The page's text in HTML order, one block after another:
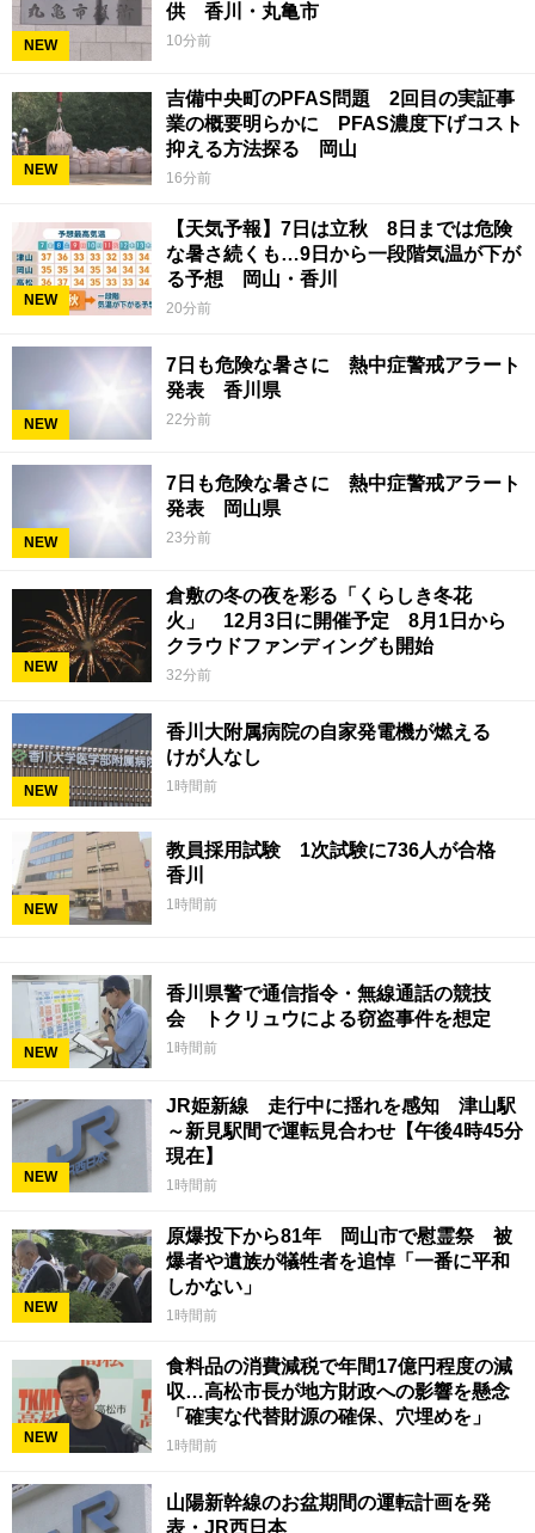
NEW
供 香川・丸亀市
10分前
NEW
吉備中央町のPFAS問題 2回目の実証事
業の概要明らかに PFAS濃度下げコスト
抑える方法探る 岡山
16分前
NEW
【天気予報】7日は立秋 8日までは危険
な暑さ続くも…9日から一段階気温が下が
る予想 岡山・香川
20分前
NEW
7日も危険な暑さに 熱中症警戒アラート
発表 香川県
22分前
NEW
7日も危険な暑さに 熱中症警戒アラート
発表 岡山県
23分前
NEW
倉敷の冬の夜を彩る「くらしき冬花
火」 12月3日に開催予定 8月1日から
クラウドファンディングも開始
32分前
NEW
香川大附属病院の自家発電機が燃える
けが人なし
1時間前
NEW
教員採用試験 1次試験に736人が合格
香川
1時間前
NEW
香川県警で通信指令・無線通話の競技
会 トクリュウによる窃盗事件を想定
1時間前
NEW
JR姫新線 走行中に揺れを感知 津山駅
～新見駅間で運転見合わせ【午後4時45分
現在】
1時間前
NEW
原爆投下から81年 岡山市で慰霊祭 被
爆者や遺族が犠牲者を追悼「一番に平和
しかない」
1時間前
NEW
食料品の消費減税で年間17億円程度の減
収…高松市長が地方財政への影響を懸念
「確実な代替財源の確保、穴埋めを」
1時間前
山陽新幹線のお盆期間の運転計画を発
表・JR西日本